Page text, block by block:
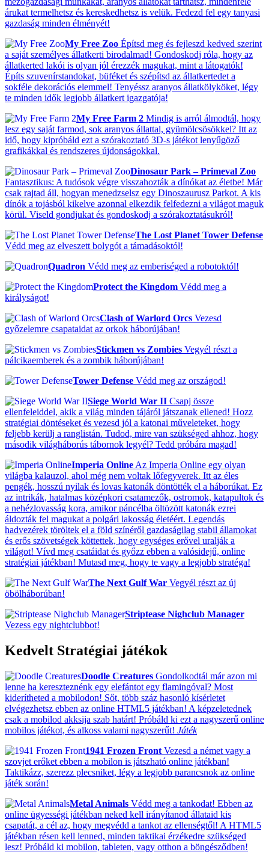
árukat termelhetsz és kereskedhetsz is velük. Fedezd fel egy tanyasi
gazdaság minden élményét!
My Free Zoo Építsd meg és fejleszd kedved szerint
a saját személyes állatkerti birodalmad! Gondoskodj róla, hogy az
állatkerted lakói is olyan jól érezzék magukat, mint a látogatók!
Építs szuvenírstandokat, büféket és szépítsd az állatkertedet a
sokféle dekorációs elemmel! Tenyéssz aranyos állatkölyköket, légy
te minden idők legjobb állatkert igazgatója!
My Free Farm 2 Mindig is arról álmodtál, hogy
lesz egy saját farmod, sok aranyos állattal, gyümölcsösökkel? Itt az
idő, hogy kipróbáld ezt a szórakoztató 3D-s játékot lenyűgöző
grafikákkal és rendszeres újdonságokkal.
Dinosaur Park – Primeval Zoo
Fantasztikus: A tudósok végre visszahozták a dínókat az életbe! Már
csak rajtad áll, hogyan menedzselsz egy Dinoszaurusz Parkot. A kis
dínók a tojásból kikelve azonnal elkezdik felfedezni a világot maguk
körül. Viseld gondjukat és gondoskodj a szórakoztatásukról!
The Lost Planet Tower Defense
Védd meg az elveszett bolygót a támadásoktól!
Quadron Védd meg az emberiséged a robotoktól!
Protect the Kingdom Védd meg a
királyságot!
Clash of Warlord Orcs Vezesd
győzelemre csapataidat az orkok háborújában!
Stickmen vs Zombies Vegyél részt a
pálcikaemberek és a zombik háborújában!
Tower Defense Védd meg az országod!
Siege World War II Csapj össze
ellenfeleiddel, akik a világ minden tájáról játszanak ellened! Hozz
stratégiai döntéseket és vezesd jól a katonai műveleteket, hogy
feljebb kerülj a ranglistán. Tudod, mire van szükséged ahhoz, hogy
második világháborús tábornok legyél? Tedd próbára magad!
Imperia Online Az Imperia Online egy olyan
világba kalauzol, ahol még nem voltak lőfegyverek. Itt az éles
pengék, hosszú nyilak és lovas katonák döntötték el a háborúkat. Ez
az intrikák, hatalmas középkori csatamezők, ostromok, katapultok és
a nehézlovasság kora, amikor páncélba öltözött katonák ezrei
áldozták fel magukat a polgári lakosság életéért. Legendás
hadvezérek töröltek el a föld színéről gazdaságilag stabil államokat
és erős szövetségek köttettek, hogy egységes erővel uralják a
világot! Vívd meg csatáidat és győzz ebben a valósidejű, online
stratégiai játékban! Mutasd meg, hogy te vagy a legjobb stratéga!
The Next Gulf War Vegyél részt az új
öbölháborúban!
Striptease Nighclub Manager
Vezess egy nightclubbot!
Kedvelt Stratégiai játékok
Doodle Creatures Gondolkodtál már azon mi
lenne ha kereszteznénk egy elefántot egy flamingóval? Most
kiderítheted a mobilodon! Sőt, több száz hasonló kísérletet
elvégezhetsz ebben az online HTML5 játékban! A képzeletednek
csak a mobilod akksija szab határt! Próbáld ki ezt a nagyszerű online
mobilos játékot, és alkoss valami nagyszerűt! Játék
1941 Frozen Front Vezesd a német vagy a
szovjet erőket ebben a mobilon is játszható online játékban!
Taktikázz, szerezz plecsniket, légy a legjobb parancsnok az online
játék során!
Metal Animals Védd meg a tankodat! Ebben az
online ügyességi játékban neked kell irányítanod állataid kis
csapatát, a cél az, hogy megvédd a tankot az ellenségtől! A HTML5
játékban résen kell lenned, minden taktikai érzékedre szükséged
lesz! Próbáld ki mobilon, tableten, vagy otthon a böngésződben!